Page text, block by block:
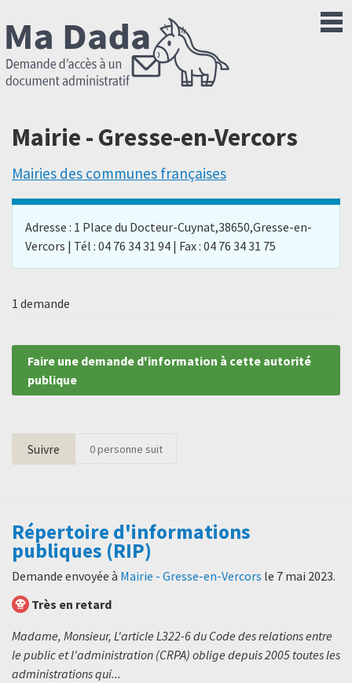
Mairie - Gresse-en-Vercors
Mairies des communes françaises
Adresse : 1 Place du Docteur-Cuynat,38650,Gresse-en-
Vercors | Tél : 04 76 34 31 94 | Fax : 04 76 34 31 75
1 demande
Faire une demande d'information à cette autorité
publique
Suivre 0personne suit
Répertoire d'informations
publiques (RIP)
Demande envoyée à Mairie - Gresse-en-Vercors le 7 mai 2023.
Très en retard
Madame, Monsieur, L'article L322-6 du Code des relations entre
le public et l'administration (CRPA) oblige depuis 2005 toutes les
administrations qui...